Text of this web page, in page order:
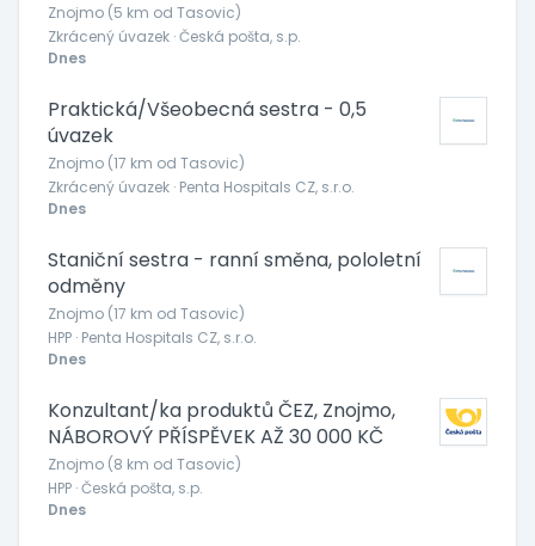
Znojmo (5 km od Tasovic)
Zkrácený úvazek · Česká pošta, s.p.
Dnes
Praktická/Všeobecná sestra - 0,5
úvazek
Znojmo (17 km od Tasovic)
Zkrácený úvazek · Penta Hospitals CZ, s.r.o.
Dnes
Staniční sestra - ranní směna, pololetní
odměny
Znojmo (17 km od Tasovic)
HPP · Penta Hospitals CZ, s.r.o.
Dnes
Konzultant/ka produktů ČEZ, Znojmo,
NÁBOROVÝ PŘÍSPĚVEK AŽ 30 000 KČ
Znojmo (8 km od Tasovic)
HPP · Česká pošta, s.p.
Dnes